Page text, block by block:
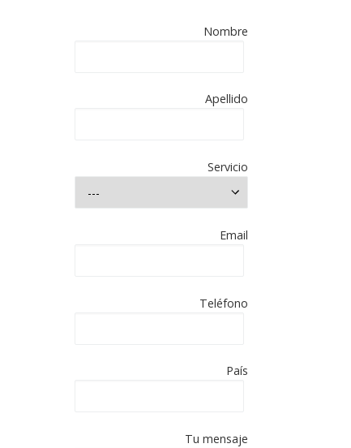
Nombre
Apellido
Servicio
Email
Teléfono
País
Tu mensaje